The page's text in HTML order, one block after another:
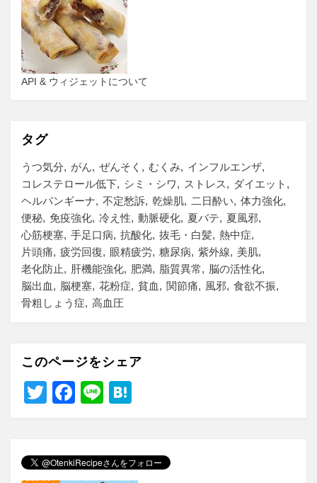
API & ウィジェットについて
タグ
うつ気分 がん ぜんそく むくみ
インフルエンザ
コレステロール低下
シミ・シワ ストレス
ダイエット
ヘルパンギーナ
不定愁訴 乾燥肌 二日酔い
体力強化
便秘 免疫強化 冷え性 動脈硬化 夏バテ
夏風邪
心筋梗塞 手足口病 抗酸化 抜毛・白髪 熱中症
片頭痛
疲労回復 眼精疲労 糖尿病 紫外線
美肌
老化防止
肝機能強化 肥満 脂質異常
脳の活性化
脳出血
脳梗塞 花粉症 貧血 関節痛 風邪 食欲不振
骨粗しょう症
高血圧
このページをシェア
T
er
F
e
Li
n